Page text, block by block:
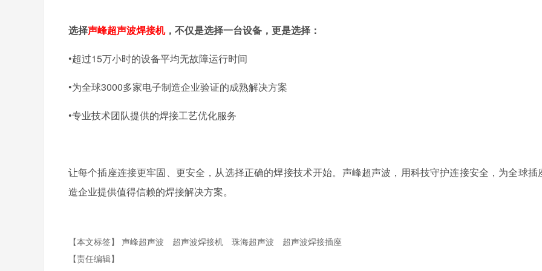
选择声峰超声波焊接机，不仅是选择一台设备，更是选择：
•超过15万小时的设备平均无故障运行时间
•为全球3000多家电子制造企业验证的成熟解决方案
•专业技术团队提供的焊接工艺优化服务
让每个插座连接更牢固、更安全，从选择正确的焊接技术开始。声峰超声波，用科技守护连接安全，为全球插
造企业提供值得信赖的焊接解决方案。
【本文标签】 声峰超声波 超声波焊接机 珠海超声波
超声波焊接插座
【责任编辑】